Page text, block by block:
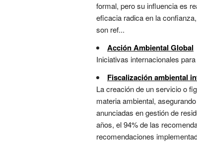
formal, pero su influencia es
eficacia radica en la
son ref...
Acción Ambiental Global
Iniciativas internacionales
Fiscalización ambiental
La creación de un servicio o
materia ambiental,
anunciadas en gestión de
años, el 94% de las
recomendaciones